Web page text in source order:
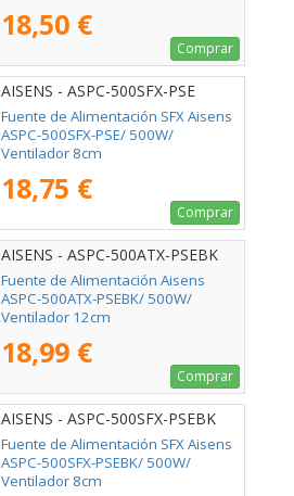
18,50 €
Comprar
AISENS - ASPC-500SFX-PSE
Fuente de Alimentación SFX Aisens
ASPC-500SFX-PSE/ 500W/
Ventilador 8cm
18,75 €
Comprar
AISENS - ASPC-500ATX-PSEBK
Fuente de Alimentación Aisens
ASPC-500ATX-PSEBK/ 500W/
Ventilador 12cm
18,99 €
Comprar
AISENS - ASPC-500SFX-PSEBK
Fuente de Alimentación SFX Aisens
ASPC-500SFX-PSEBK/ 500W/
Ventilador 8cm